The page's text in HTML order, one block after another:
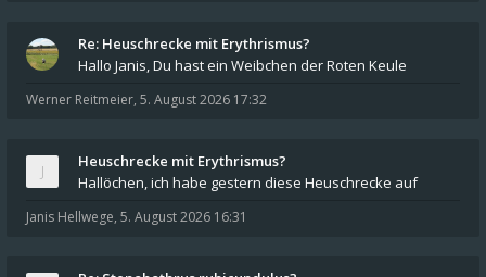
Re: Heuschrecke mit Erythrismus?
Hallo Janis, Du hast ein Weibchen der Roten Keule
Werner Reitmeier, 5. August 2026 17:32
Heuschrecke mit Erythrismus?
Hallöchen, ich habe gestern diese Heuschrecke auf
Janis Hellwege, 5. August 2026 16:31